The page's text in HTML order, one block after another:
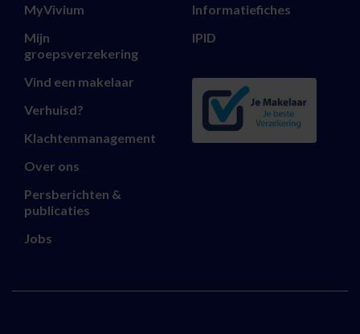
MyVivium
Mijn
groepsverzekering
Vind een makelaar
Verhuisd?
Klachtenmanagement
Over ons
Persberichten &
publicaties
Jobs
Informatiefiches
IPID